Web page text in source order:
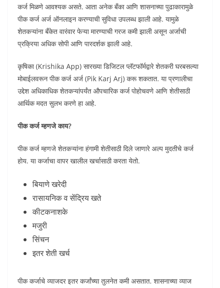
कर्ज मिळणे आवश्यक असते. आता अनेक बँका आणि शासनाच्या पुढाकारामुळे
पीक कर्ज अर्ज ऑनलाइन करण्याची सुविधा उपलब्ध झाली आहे. यामुळे
शेतकऱ्यांना बँकेत वारंवार फेऱ्या मारण्याची गरज कमी झाली असून अर्जाची
प्रक्रिया अधिक सोपी आणि पारदर्शक झाली आहे.
कृषिका (Krishika App) सारख्या डिजिटल प्लॅटफॉर्मद्वारे शेतकरी घरबसल्या
मोबाईलवरून पीक कर्ज अर्ज (Pik Karj Arj) करू शकतात. या प्रणालीचा
उद्देश अधिकाधिक शेतकऱ्यांपर्यंत औपचारिक कर्ज पोहोचवणे आणि शेतीसाठी
आर्थिक मदत सुलभ करणे हा आहे.
पीक कर्ज म्हणजे काय?
पीक कर्ज म्हणजे शेतकऱ्यांना हंगामी शेतीसाठी दिले जाणारे अल्प मुदतीचे कर्ज
होय. या कर्जाचा वापर खालील खर्चासाठी करता येतो.
बियाणे खरेदी
रासायनिक व सेंद्रिय खते
कीटकनाशके
मजुरी
सिंचन
इतर शेती खर्च
पीक कर्जाचे व्याजदर इतर कर्जांच्या तुलनेत कमी असतात. शासनाच्या व्याज